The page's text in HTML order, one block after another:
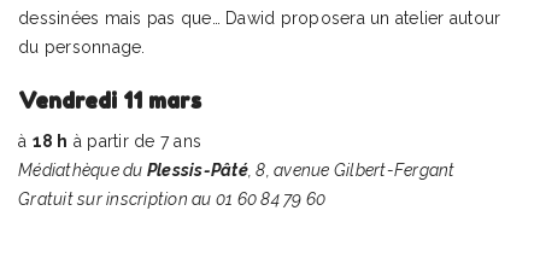
dessinées mais pas que… Dawid proposera un atelier autour
du personnage.
Vendredi 11 mars
à 18 h à partir de 7 ans
Médiathèque du Plessis-Pâté, 8, avenue Gilbert-Fergant
Gratuit sur inscription au 01 60 84 79 60